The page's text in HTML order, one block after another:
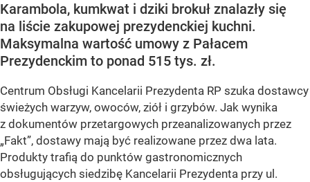
Karambola, kumkwat i dziki brokuł znalazły się
na liście zakupowej prezydenckiej kuchni.
Maksymalna wartość umowy z Pałacem
Prezydenckim to ponad 515 tys. zł.
Centrum Obsługi Kancelarii Prezydenta RP szuka dostawcy
świeżych warzyw, owoców, ziół i grzybów. Jak wynika
z dokumentów przetargowych przeanalizowanych przez
„Fakt”, dostawy mają być realizowane przez dwa lata.
Produkty trafią do punktów gastronomicznych
obsługujących siedzibę Kancelarii Prezydenta przy ul.